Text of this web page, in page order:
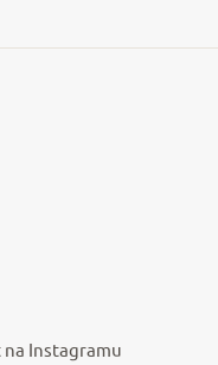
na Instagramu